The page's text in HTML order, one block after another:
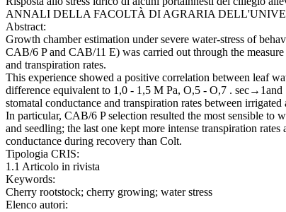
ANNALI DELLA FACOLTÀ DI AGRARIA
Abstract:
Growth chamber estimation under severe water-stress of
CAB/6 P and CAB/11 E) was carried out through the
and transpiration rates.
This experience showed a positive correlation between leaf
difference equivalent to 1,0 - 1,5 M Pa, O,5 - O,7 .
stomatal conductance and transpiration rates between irrigated
In particular, CAB/6 P selection resulted the most sensible to
and seedling; the last one kept more intense transpiration
conductance during recovery than Colt.
Tipologia CRIS:
1.1 Articolo in rivista
Keywords:
Cherry rootstock; cherry growing; water stress
Elenco autori: